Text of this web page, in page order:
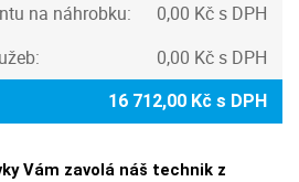
na náhrobku:
0,00 Kč s DPH
0,00 Kč s DPH
16 712,00 Kč s DPH
Vám zavolá náš technik z